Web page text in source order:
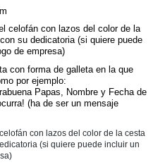
celofán con lazos del color de la
su dedicatoria (si quiere puede
de empresa)
con forma de galleta en la que
por ejemplo:
Papas, Nombre y Fecha de
(ha de ser un mensaje
con lazos del color de la cesta
(si quiere puede incluir un